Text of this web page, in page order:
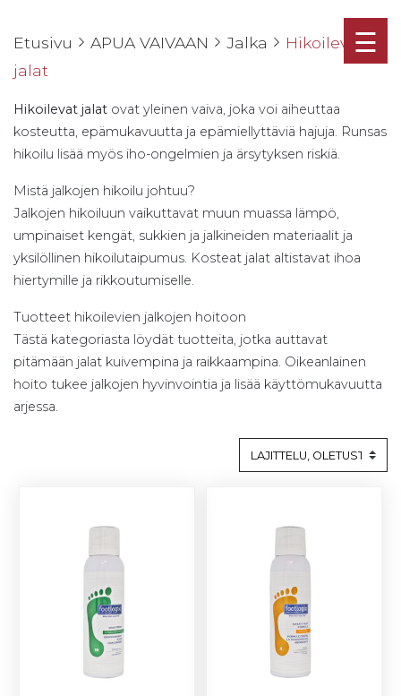
☰
Etusivu APUA VAIVAAN Jalka
Hikoilevat
jalat
Hikoilevat jalat ovat yleinen vaiva, joka voi aiheuttaa
kosteutta, epämukavuutta ja epämiellyttäviä hajuja. Runsas
hikoilu lisää myös iho-ongelmien ja ärsytyksen riskiä.
Mistä jalkojen hikoilu johtuu?
Jalkojen hikoiluun vaikuttavat muun muassa lämpö,
umpinaiset kengät, sukkien ja jalkineiden materiaalit ja
yksilöllinen hikoilutaipumus. Kosteat jalat altistavat ihoa
hiertymille ja rikkoutumiselle.
Tuotteet hikoilevien jalkojen hoitoon
Tästä kategoriasta löydät tuotteita, jotka auttavat
pitämään jalat kuivempina ja raikkaampina. Oikeanlainen
hoito tukee jalkojen hyvinvointia ja lisää käyttömukavuutta
arjessa.